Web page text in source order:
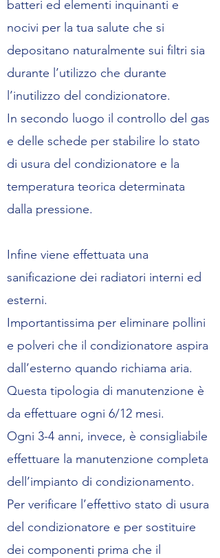
batteri ed elementi inquinanti e
nocivi per la tua salute che si
depositano naturalmente sui filtri sia
durante l’utilizzo che durante
l’inutilizzo del condizionatore.
In secondo luogo il controllo del gas
e delle schede per stabilire lo stato
di usura del condizionatore e la
temperatura teorica determinata
dalla pressione.
Infine viene effettuata una
sanificazione dei radiatori interni ed
esterni.
Importantissima per eliminare pollini
e polveri che il condizionatore aspira
dall’esterno quando richiama aria.
Questa tipologia di manutenzione è
da effettuare ogni 6/12 mesi.
Ogni 3-4 anni, invece, è consigliabile
effettuare la manutenzione completa
dell’impianto di condizionamento.
Per verificare l’effettivo stato di usura
del condizionatore e per sostituire
dei componenti prima che il